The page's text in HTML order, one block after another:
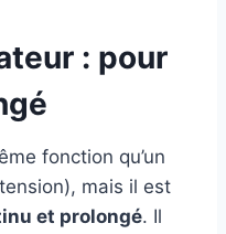
: pour
fonction qu’un
mais il est
et prolongé. Il